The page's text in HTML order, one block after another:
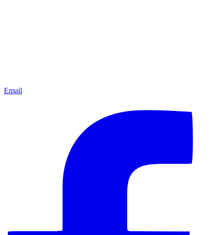
Email